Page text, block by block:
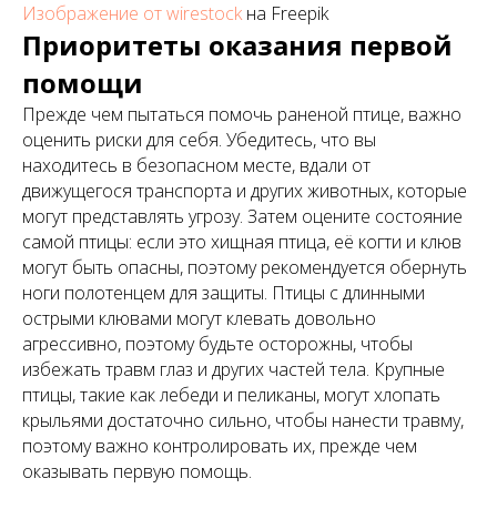
Изображение от wirestockна Freepik
Приоритеты оказания первой
помощи
Прежде чем пытаться помочь раненой птице, важно
оценить риски для себя. Убедитесь, что вы
находитесь в безопасном месте, вдали от
движущегося транспорта и других животных, которые
могут представлять угрозу. Затем оцените состояние
самой птицы: если это хищная птица, её когти и клюв
могут быть опасны, поэтому рекомендуется обернуть
ноги полотенцем для защиты. Птицы с длинными
острыми клювами могут клевать довольно
агрессивно, поэтому будьте осторожны, чтобы
избежать травм глаз и других частей тела. Крупные
птицы, такие как лебеди и пеликаны, могут хлопать
крыльями достаточно сильно, чтобы нанести травму,
поэтому важно контролировать их, прежде чем
оказывать первую помощь.